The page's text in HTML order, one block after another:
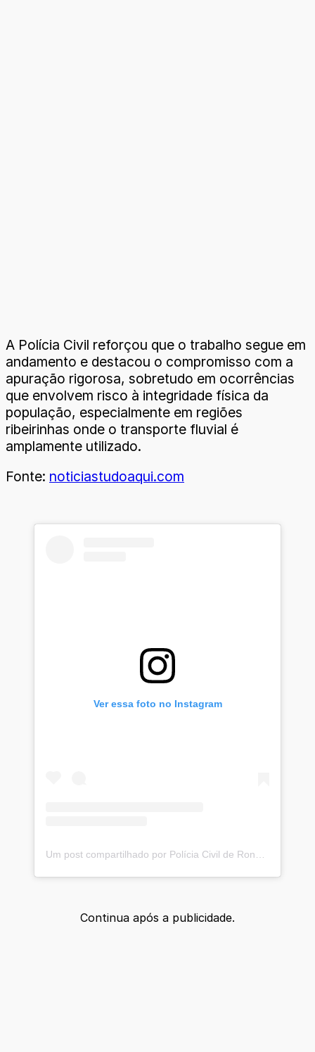
A Polícia Civil reforçou que o trabalho segue em
andamento e destacou o compromisso com a
apuração rigorosa, sobretudo em ocorrências
que envolvem risco à integridade física da
população, especialmente em regiões
ribeirinhas onde o transporte fluvial é
amplamente utilizado.
Fonte: noticiastudoaqui.com
Ver essa foto no Instagram
Um post compartilhado por Polícia Civil de Rondônia (@pcro_oficial)
Continua após a publicidade.